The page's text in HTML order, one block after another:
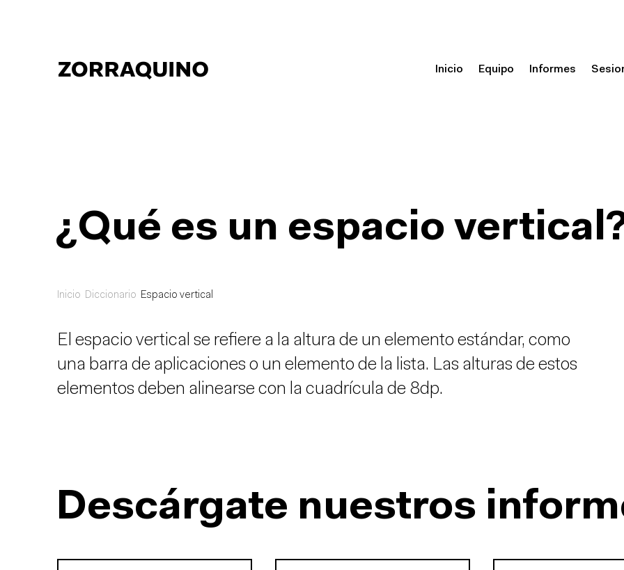
Inicio Equipo Informes
¿Qué es un espacio
Inicio Diccionario Espacio vertical
El espacio vertical se refiere a la altura de un elemento estándar, como
una barra de aplicaciones o un elemento de la lista. Las alturas de estos
elementos deben alinearse con la cuadrícula de 8dp.
Descárgate nuestros